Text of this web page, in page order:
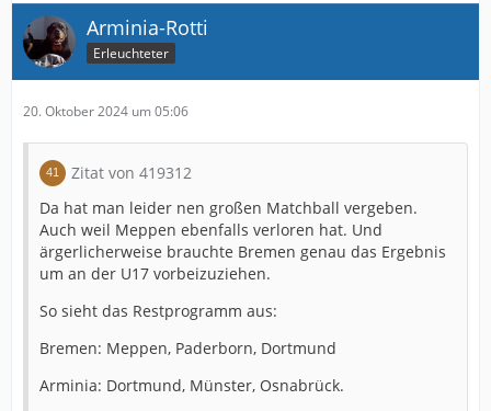
Arminia-Rotti
Erleuchteter
20. Oktober 2024 um 05:06
Zitat von 419312
Da hat man leider nen großen Matchball vergeben.
Auch weil Meppen ebenfalls verloren hat. Und
ärgerlicherweise brauchte Bremen genau das Ergebnis
um an der U17 vorbeizuziehen.
So sieht das Restprogramm aus:
Bremen: Meppen, Paderborn, Dortmund
Arminia: Dortmund, Münster, Osnabrück.